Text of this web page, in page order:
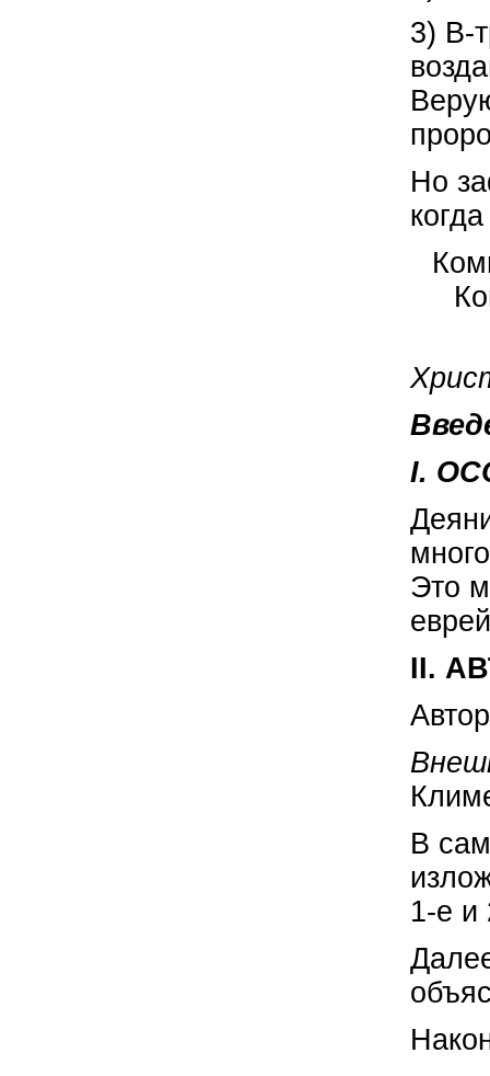
3) В-
Но
I.
Это
II.
В
1-е и